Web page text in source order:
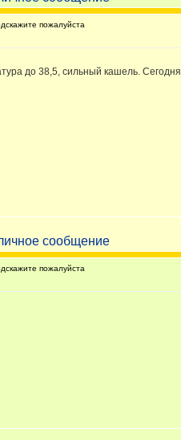
пожалуйста
до 38,5, сильный кашель.
пожалуйста